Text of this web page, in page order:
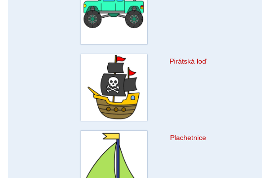
Pirátská loď
Plachetnice